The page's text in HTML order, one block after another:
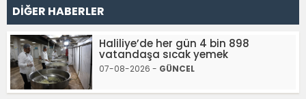
DİĞER HABERLER
Haliliye’de her gün 4 bin 898
vatandaşa sıcak yemek
07-08-2026 - GÜNCEL